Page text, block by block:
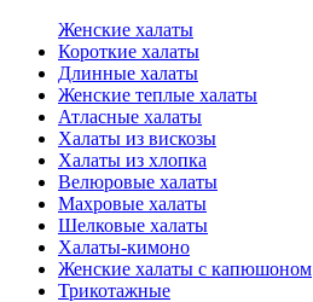
Женские халаты
Короткие халаты
Длинные халаты
Женские теплые халаты
Атласные халаты
Халаты из вискозы
Халаты из хлопка
Велюровые халаты
Махровые халаты
Шелковые халаты
Халаты-кимоно
Женские халаты с капюшоном
Трикотажные